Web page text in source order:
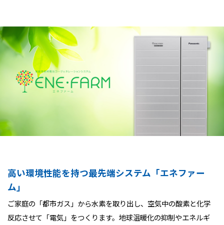
高い環境性能を持つ最先端システム「エネファー
ム」
ご家庭の「都市ガス」から水素を取り出し、空気中の酸素と化学
反応させて「電気」をつくります。地球温暖化の抑制やエネルギ